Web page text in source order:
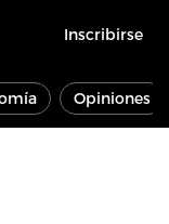
Inscribirse
Opiniones